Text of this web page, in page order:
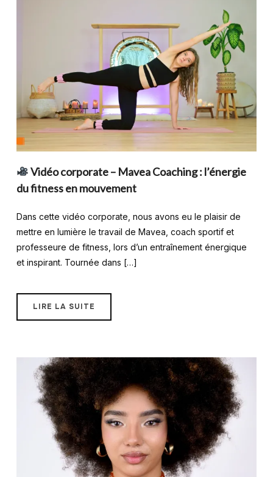
Vidéo corporate – Mavea Coaching : l’énergie
du fitness en mouvement
Dans cette vidéo corporate, nous avons eu le plaisir de
mettre en lumière le travail de Mavea, coach sportif et
professeure de fitness, lors d’un entraînement énergique
et inspirant. Tournée dans […]
LIRE LA SUITE